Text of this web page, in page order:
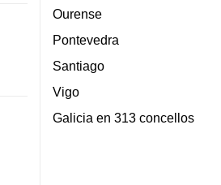
Ourense
Pontevedra
Santiago
Vigo
Galicia en 313 concellos